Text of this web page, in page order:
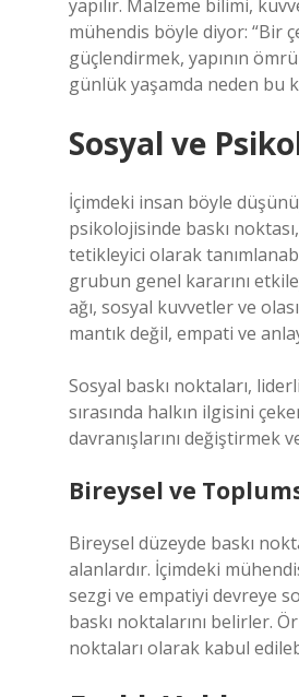
yapılır. Malzeme bilimi,
mühendis böyle diyor: “Bir
güçlendirmek, yapının
günlük yaşamda neden bu
Sosyal ve
İçimdeki insan böyle
psikolojisinde baskı
tetikleyici olarak
grubun genel kararını
ağı, sosyal kuvvetler ve
mantık değil, empati ve
Sosyal baskı noktaları,
sırasında halkın ilgisini
davranışlarını değiştirmek
Bireysel ve
Bireysel düzeyde baskı
alanlardır. İçimdeki
sezgi ve empatiyi devreye
baskı noktalarını belirler.
noktaları olarak kabul